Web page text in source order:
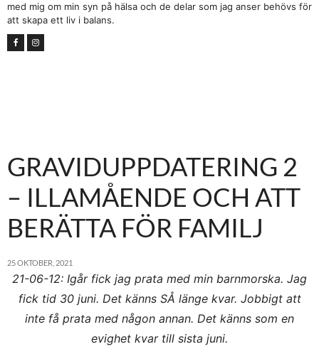
med mig om min syn på hälsa och de delar som jag anser behövs för
att skapa ett liv i balans.
GRAVIDUPPDATERING 2
– ILLAMÅENDE OCH ATT
BERÄTTA FÖR FAMILJ
25 OKTOBER, 2021
21-06-12: Igår fick jag prata med min barnmorska. Jag
fick tid 30 juni. Det känns SÅ länge kvar. Jobbigt att
inte få prata med någon annan. Det känns som en
evighet kvar till sista juni.